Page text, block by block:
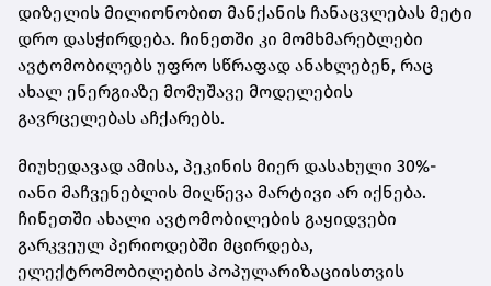
დიზელის მილიონობით მანქანის ჩანაცვლებას მეტი
დრო დასჭირდება. ჩინეთში კი მომხმარებლები
ავტომობილებს უფრო სწრაფად ანახლებენ, რაც
ახალ ენერგიაზე მომუშავე მოდელების
გავრცელებას აჩქარებს.
მიუხედავად ამისა, პეკინის მიერ დასახული 30%-
იანი მაჩვენებლის მიღწევა მარტივი არ იქნება.
ჩინეთში ახალი ავტომობილების გაყიდვები
გარკვეულ პერიოდებში მცირდება,
ელექტრომობილების პოპულარიზაციისთვის